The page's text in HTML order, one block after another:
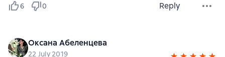
6 0 Reply
Оксана Абеленцева
22 July 2019